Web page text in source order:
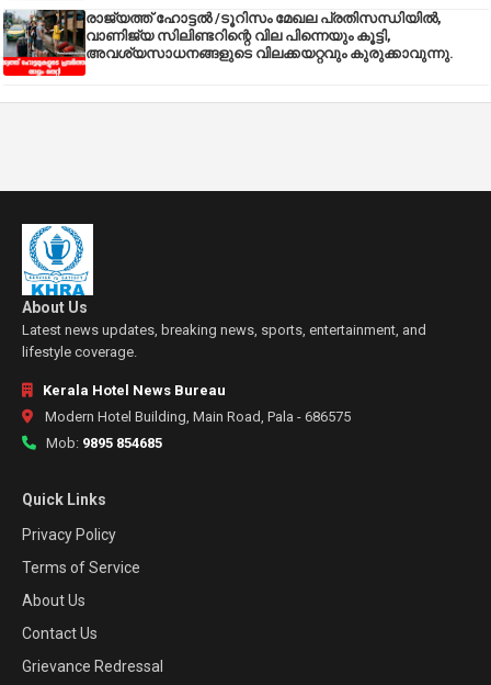
രാജ്യത്ത് ഹോട്ടൽ /ടൂറിസം മേഖല പ്രതിസന്ധിയിൽ,
വാണിജ്യ സിലിണ്ടറിന്റെ വില പിന്നെയും കൂട്ടി,
അവശ്യസാധനങ്ങളുടെ വിലക്കയറ്റവും കുരുക്കാവുന്നു.
About Us
Latest news updates, breaking news, sports, entertainment, and
lifestyle coverage.
Kerala Hotel News Bureau
Modern Hotel Building, Main Road, Pala - 686575
Mob: 9895 854685
Quick Links
Privacy Policy
Terms of Service
About Us
Contact Us
Grievance Redressal